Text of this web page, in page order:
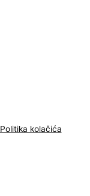
Politika kolačića